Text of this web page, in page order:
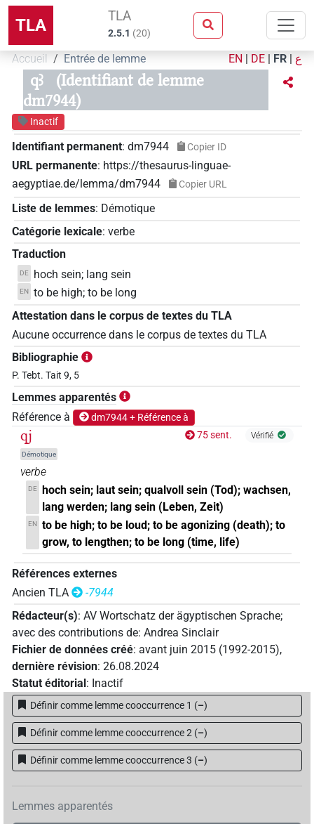
TLA TLA
2.5.1 (20)
Accueil Entrée de lemme EN | DE | FR | ع
qꜣ
(Identifiant de lemme
dm7944)
Inactif
Identifiant permanent: dm7944 Copier ID
URL permanente: https://thesaurus-linguae-
aegyptiae.de/lemma/dm7944
Copier URL
Liste de lemmes: Démotique
Catégorie lexicale: verbe
Traduction
DE hoch sein; lang sein
EN to be high; to be long
Attestation dans le corpus de textes du TLA
Aucune occurrence dans le corpus de textes du TLA
Bibliographie
P. Tebt. Tait 9, 5
Lemmes apparentés
Référence à
dm7944 + Référence à
qj
Démotique
75 sent. Vérifié
verbe
DE
hoch sein; laut sein; qualvoll sein (Tod); wachsen,
lang werden; lang sein (Leben, Zeit)
EN to be high; to be loud; to be agonizing (death); to
grow, to lengthen; to be long (time, life)
Références externes
Ancien TLA
-7944
Rédacteur(s): AV Wortschatz der ägyptischen Sprache;
avec des contributions de: Andrea Sinclair
Fichier de données créé: avant juin 2015 (1992-2015),
dernière révision: 26.08.2024
Statut éditorial: Inactif
Définir comme lemme cooccurrence 1 (–)
Définir comme lemme cooccurrence 2 (–)
Définir comme lemme cooccurrence 3 (–)
Lemmes apparentés